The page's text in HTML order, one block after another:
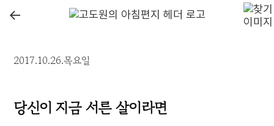
←
2017.10.26.목요일
당신이 지금 서른 살이라면